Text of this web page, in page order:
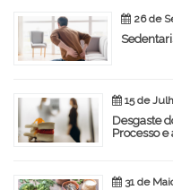
26 de
15 de
Desgaste
Processo e
31 de